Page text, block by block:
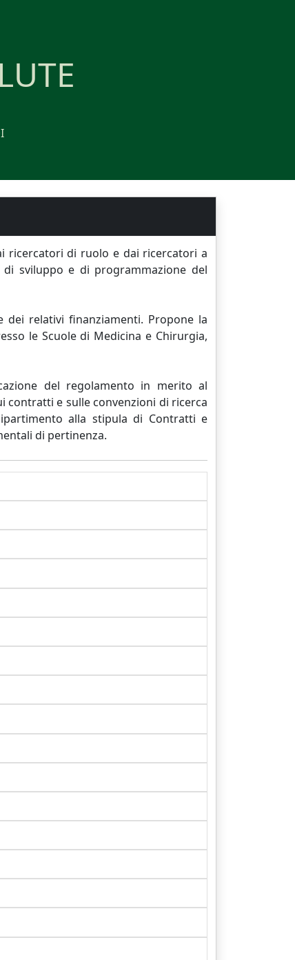
ricercatori di ruolo e dai ricercatori a
sviluppo e di programmazione del
dei relativi finanziamenti. Propone la
le Scuole di Medicina e Chirurgia,
del regolamento in merito al
contratti e sulle convenzioni di ricerca
alla stipula di Contratti e
di pertinenza.